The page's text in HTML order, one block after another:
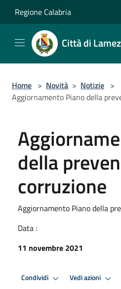
Regione Calabria
Città di
Home > Novità > Notizie >
Aggiornamento Piano della
della
corruzione
Aggiornamento Piano della
Data :
11 novembre 2021
Condividi Vedi azioni